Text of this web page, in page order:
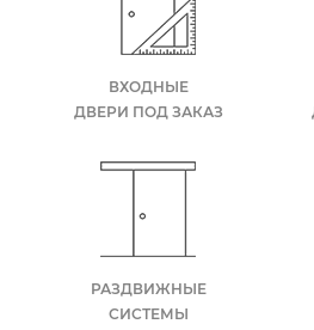
ВХОДНЫЕ
ДВЕРИ ПОД ЗАКАЗ
РАЗДВИЖНЫЕ
СИСТЕМЫ